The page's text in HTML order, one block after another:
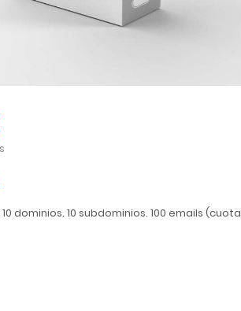
10 dominios. 10 subdominios. 100 emails (cuota